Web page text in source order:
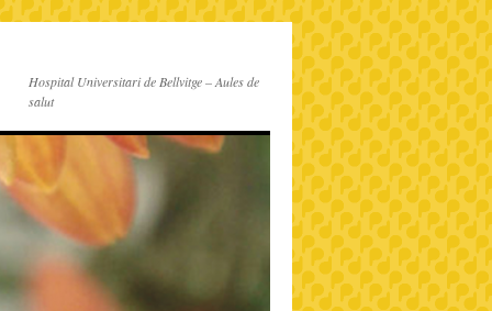
Hospital Universitari de Bellvitge – Aules de
salut